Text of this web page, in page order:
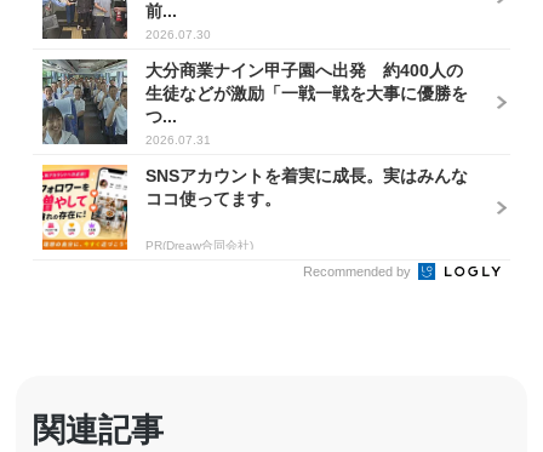
前...
2026.07.30
大分商業ナイン甲子園へ出発 約400人の
生徒などが激励「一戦一戦を大事に優勝を
つ...
2026.07.31
SNSアカウントを着実に成長。実はみんな
ココ使ってます。
PR(Dreaw合同会社)
Recommended by
関連記事